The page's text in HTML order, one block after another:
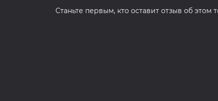
Cтаньте первым, кто оставит отзыв об этом